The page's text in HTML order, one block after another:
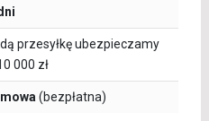
przesyłkę ubezpieczamy
000 zł
(bezpłatna)